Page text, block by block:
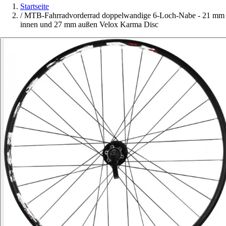
Startseite
/ MTB-Fahrradvorderrad doppelwandige 6-Loch-Nabe - 21 mm
innen und 27 mm außen Velox Karma Disc